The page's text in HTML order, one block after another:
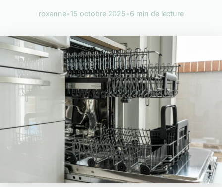
roxanne•15 octobre 2025•6 min de lecture